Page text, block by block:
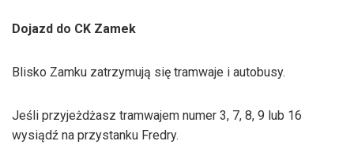
Dojazd do CK Zamek
Blisko Zamku zatrzymują się tramwaje i autobusy.
Jeśli przyjeżdżasz tramwajem numer 3, 7, 8, 9 lub 16
wysiądź na przystanku Fredry.